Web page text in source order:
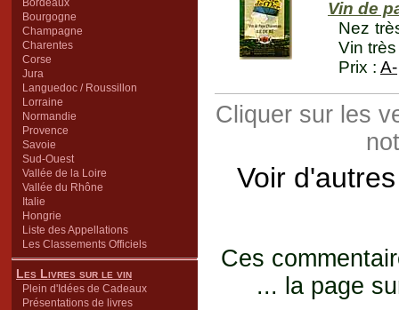
Bordeaux
Bourgogne
Champagne
Charentes
Corse
Jura
Languedoc / Roussillon
Lorraine
Normandie
Provence
Savoie
Sud-Ouest
Vallée de la Loire
Vallée du Rhône
Italie
Hongrie
Liste des Appellations
Les Classements Officiels
Les Livres sur le vin
Plein d'Idées de Cadeaux
Présentations de livres
Vin de
Nez
Vin
Prix : A-
Cliquer sur les
Voir
Ces
... la page